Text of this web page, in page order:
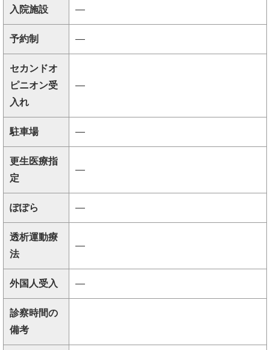
入院施設 ―
予約制 ―
セカンドオ
ピニオン受
入れ
―
駐車場 ―
更生医療指
定
―
ぽぽら ―
透析運動療
法
―
外国人受入 ―
診察時間の
備考